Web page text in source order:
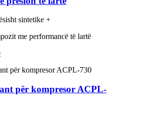
sintetike +
me performancë të lartë
për kompresor ACPL-